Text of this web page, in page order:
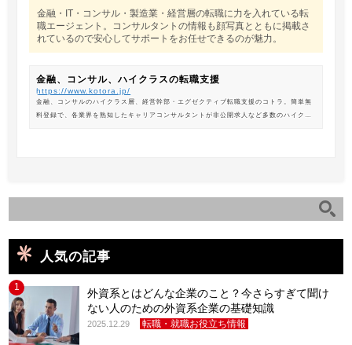
金融・IT・コンサル・製造業・経営層の転職に力を入れている転
職エージェント。コンサルタントの情報も顔写真とともに掲載さ
れているので安心してサポートをお任せできるのが魅力。
金融、コンサル、ハイクラスの転職支援
https://www.kotora.jp/
金融、コンサルのハイクラス層、経営幹部・エグゼクティブ転職支援のコトラ。簡単無
料登録で、各業界を熟知したキャリアコンサルタントが非公開求人など多数のハイクラ
人気の記事
1
外資系とはどんな企業のこと？今さらすぎて聞け
ない人のための外資系企業の基礎知識
2025.12.29 転職・就職お役立ち情報